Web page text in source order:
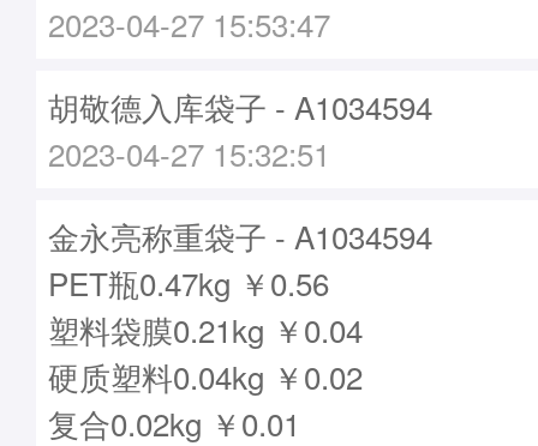
2023-04-27 15:53:47
胡敬德入库袋子 - A1034594
2023-04-27 15:32:51
金永亮称重袋子 - A1034594
PET瓶0.47kg ￥0.56
塑料袋膜0.21kg ￥0.04
硬质塑料0.04kg ￥0.02
复合0.02kg ￥0.01